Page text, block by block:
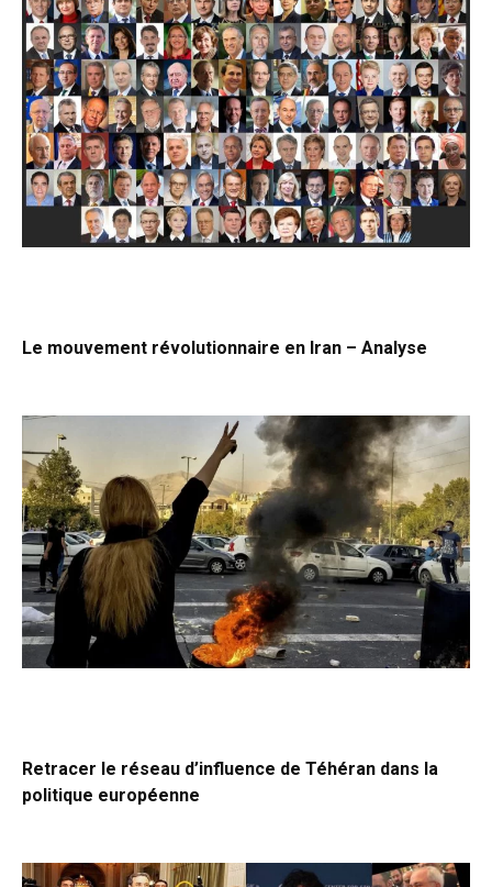
Le mouvement révolutionnaire en Iran – Analyse
Retracer le réseau d’influence de Téhéran dans la
politique européenne